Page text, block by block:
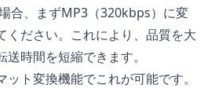
合、まずMP3（320kbps）に変
ください。これにより、品質を大
時間を短縮できます。
ット変換機能でこれが可能です。